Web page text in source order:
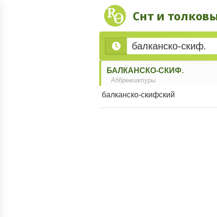
Снт и
БАЛКАНСКО-СКИФ.
Аббревиатуры
балканско-скифский